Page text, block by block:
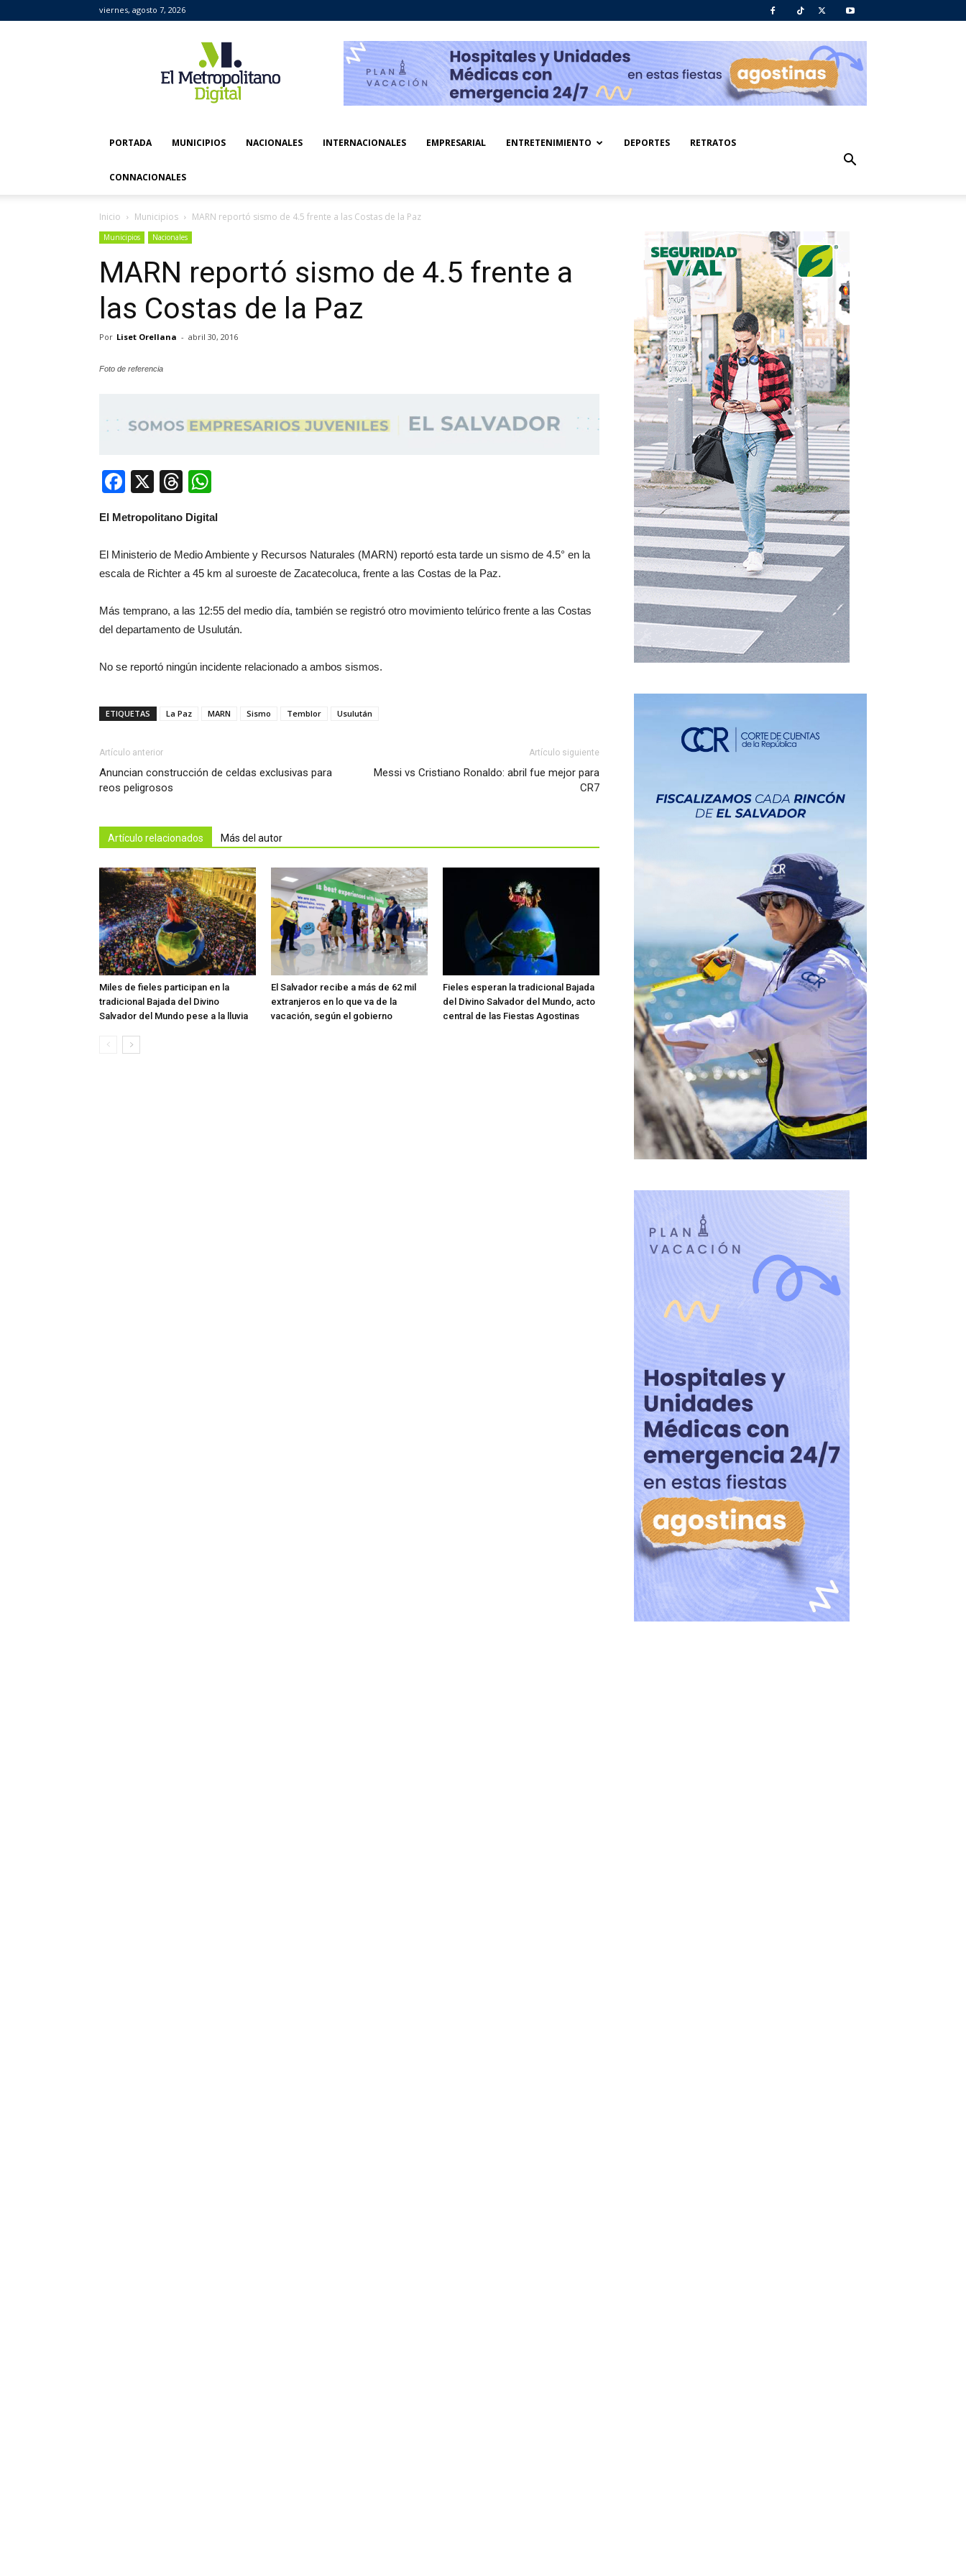
viernes, agosto 7, 2026
Metropolitano
Digital
PORTADA MUNICIPIOS NACIONALES INTERNACIONALES EMPRESARIAL ENTRETENIMIENTO DEPORTES RETRATOS
CONNACIONALES
Inicio Municipios MARN reportó sismo de 4.5 frente a las Costas de la Paz
Municipios Nacionales
MARN reportó sismo de 4.5 frente a
las Costas de la Paz
Por Liset Orellana - abril 30, 2016
Foto de referencia
Facebook
X Threads
El Metropolitano Digital
El Ministerio de Medio Ambiente y Recursos Naturales (MARN) reportó esta tarde un sismo de 4.5° en la
escala de Richter a 45 km al suroeste de Zacatecoluca, frente a las Costas de la Paz.
Más temprano, a las 12:55 del medio día, también se registró otro movimiento telúrico frente a las Costas
del departamento de Usulután.
No se reportó ningún incidente relacionado a ambos sismos.
ETIQUETAS La Paz MARN Sismo Temblor Usulután
Artículo anterior
Anuncian construcción de celdas exclusivas para
reos peligrosos
Artículo siguiente
Messi vs Cristiano Ronaldo: abril fue mejor para
CR7
Artículo relacionados Más del autor
Miles de fieles participan en la
tradicional Bajada del Divino
Salvador del Mundo pese a la lluvia
El Salvador recibe a más de 62 mil
extranjeros en lo que va de la
vacación, según el gobierno
Fieles esperan la tradicional Bajada
del Divino Salvador del Mundo, acto
central de las Fiestas Agostinas